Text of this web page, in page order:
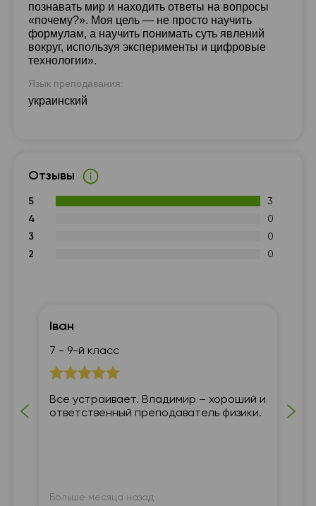
познавать мир и находить ответы на вопросы
«почему?». Моя цель — не просто научить
формулам, а научить понимать суть явлений
вокруг, используя эксперименты и цифровые
технологии».
Язык преподавания:
украинский
Отзывы
5
3
4
0
3
0
2
0
Іван
7 - 9-й класс
Все устраивает. Владимир – хороший и
ответственный преподаватель физики.
Больше месяца назад